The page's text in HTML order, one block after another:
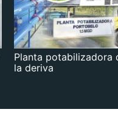
Planta potabilizadora
la deriva